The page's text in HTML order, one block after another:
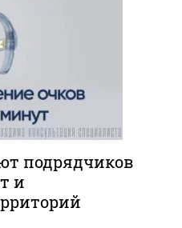
подрядчиков
и